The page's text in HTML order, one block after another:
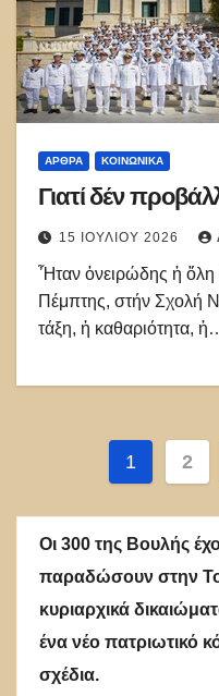
ΑΡΘΡΑ ΚΟΙΝΩΝΙΚΑ
Γιατί δέν
15 ΙΟΥΛΊΟΥ 2026
Ἦταν ὀνειρώδης ἡ ὅλη
Πέμπτης, στήν Σχολή
τάξη, ἡ καθαριότητα,
1 2
Οι 300 της Βουλής
παραδώσουν στην
κυριαρχικά
ένα νέο πατριωτικό
σχέδια.